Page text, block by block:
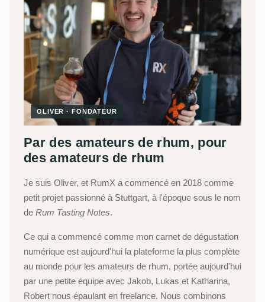
OLIVER · FONDATEUR
Par des amateurs de rhum, pour
des amateurs de rhum
Je suis Oliver, et RumX a commencé en 2018 comme
petit projet passionné à Stuttgart, à l'époque sous le nom
de Rum Tasting Notes.
Ce qui a commencé comme mon carnet de dégustation
numérique est aujourd'hui la plateforme la plus complète
au monde pour les amateurs de rhum, portée aujourd'hui
par une petite équipe avec Jakob, Lukas et Katharina,
Robert nous épaulant en freelance. Nous combinons